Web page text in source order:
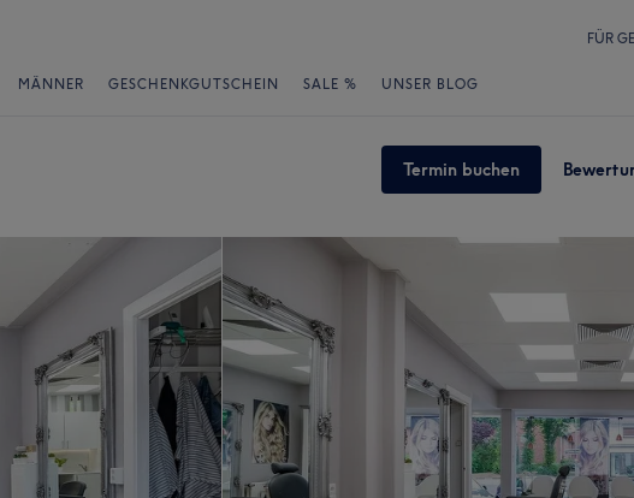
FÜR
MÄNNER GESCHENKGUTSCHEIN SALE % UNSER BLOG
Termin buchen